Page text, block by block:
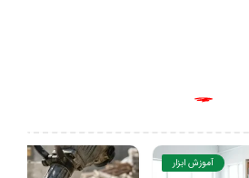
آموزش ابزار